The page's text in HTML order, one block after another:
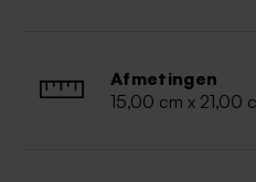
Afmetingen
15,00 cm x 21,00